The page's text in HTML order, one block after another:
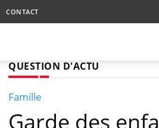
CONTACT
QUESTION D'ACTU
Famille
Garde des